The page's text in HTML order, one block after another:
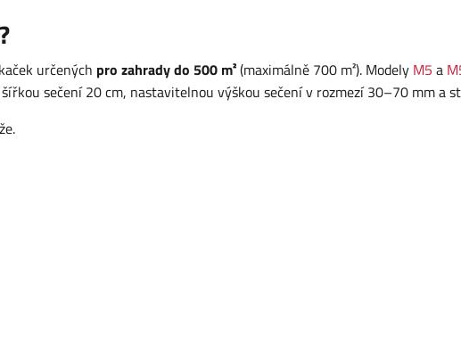
určených pro zahrady do 500 m²(maximálně 700 m²). Modely M5 a
sečení 20 cm, nastavitelnou výškou sečení v rozmezí 30–70 mm a